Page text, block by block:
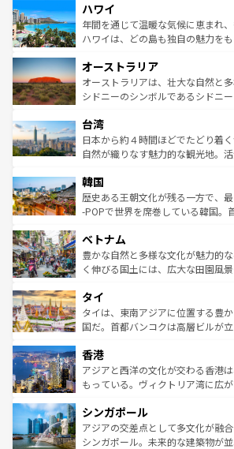
ば市内交通費無料で観光を楽しむこともで
着のスイス情報はコンテンツ一覧
のような巨大都市は、観光、ショッ
ンメントが詰まった刺激的なスポ
西部には大自然が広がり、グラン
部のニューオーリンズでは、音楽と
文化が魅力。旅行者はアメリカの各
しみながら、その多様性と豊かな
ならではの贅沢な旅のスタイルだ。 なお、新着のアメリカ
情報はコンテンツ一覧を参照して
ハワイ
年間を通じて温暖な気候に恵まれ
ハワイは、どの島も独自の魅力を
ワイ島は見逃せない。また、定番の
島だが、静かな自然を求めるならマ
おすすめ。エメラルドグリーンに
れるおもてなしの心で訪れる人々を
人々、おいしいローカルフードや
ク、伝統的なフラダンスなど、す
ワイを、存分に味わってほしい。 なお、新着のハワイ情報
はコンテンツ一覧を参照してほし
オーストラリア
オーストラリアは、壮大な自然と多
シドニーのシンボルであるシドニ
リアリーフや大陸中央部にそびえる
ク）、タスマニアの美しい原生林
ど、見どころがたくさん。また、
いる。アクティビティも充実してお
ビング、ハイキングなど、アウト
い。オーストラリアの多彩な魅力
参照してほしい。
台湾
日本から約４時間ほどでたどり着
自然が織りなす魅力的な観光地。
ン）、静ひつな山岳地帯である台湾
と山間の静けさが共存しており、
驚きをもたらしてくれる。また、
容にもいいと評判のスイーツなど、
が味わえる。 なお、新着の台湾情
照してほしい。
韓国
歴史ある王朝文化が残る一方で、
-POPで世界を席巻している韓国。
き、地方に足を延ばせば四季折々の
できる。そして、キムチや焼肉、
まで、さまざまな韓国料理が待っ
リティに包まれながら、韓国の多彩
わってみてほしい。 なお
覧を参照してほしい。
ベトナム
豊かな自然と多様な文化が魅力的
く伸びる国土には、広大な田園風
急速な発展と共に伝統が息づく。ハ
ーチミン市のフランス統治時代の
醸し出している。また、バラエテ
とつ。フォーやバインミー、ベトナ
ひ現地で味わいたい。どの地域を
が旅行者を迎えてくれるので、き
参照してほしい。
タイ
タイは、東南アジアに位置する豊
国だ。首都バンコクは高層ビルが
の活気が交差している。北部ではチ
帯で自然と触れ合い、南部ではプ
いビーチでリゾート気分を楽しむ
激する。気候は一年中温暖で、どの
が待っている。親しみやすいタイ
た文化、そして多様な観光資源が
香港
アジアと西洋の文化が交わる香港
もっている。ヴィクトリア湾に広
み、どこを訪れても感動するはず。
ており、効率よく見どころを回れ
うな絶景から文化的な体験まで、
シンガポール
アジアの交差点として多文化が融
シンガポール。未来的な建築物が